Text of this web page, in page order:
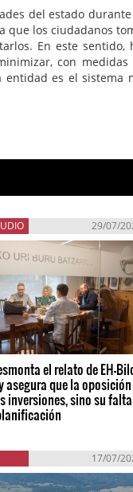
del estado
que los ciudadanos
En este sentido,
con medidas
es el sistema
29/07/
el relato de EH-
asegura que la
inversiones, sino su
17/07/